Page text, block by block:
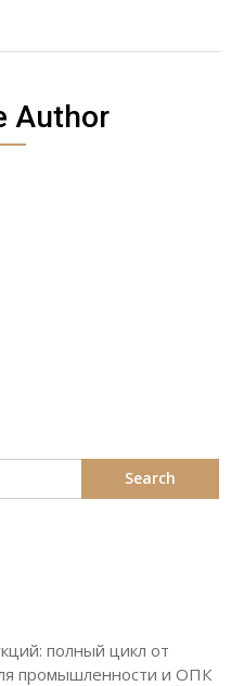
Author
полный цикл от
промышленности и ОПК